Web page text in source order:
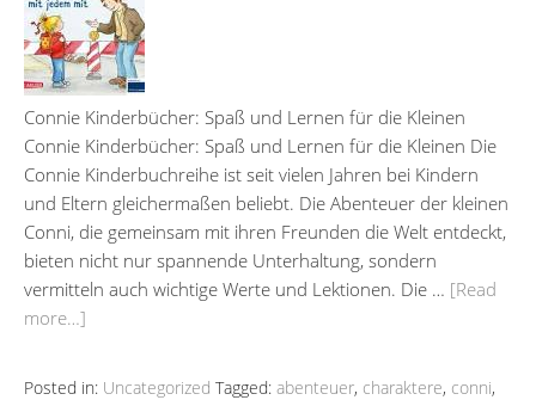
Connie Kinderbücher: Spaß und Lernen für die Kleinen
Connie Kinderbücher: Spaß und Lernen für die Kleinen Die
Connie Kinderbuchreihe ist seit vielen Jahren bei Kindern
und Eltern gleichermaßen beliebt. Die Abenteuer der kleinen
Conni, die gemeinsam mit ihren Freunden die Welt entdeckt,
bieten nicht nur spannende Unterhaltung, sondern
vermitteln auch wichtige Werte und Lektionen. Die … [Read
more…]
Posted in: Uncategorized Tagged: abenteuer, charaktere, conni,